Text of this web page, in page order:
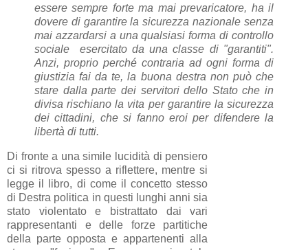
essere sempre forte ma mai prevaricatore, ha il
dovere di garantire la sicurezza nazionale senza
mai azzardarsi a una qualsiasi forma di controllo
sociale esercitato da una classe di "garantiti".
Anzi, proprio perché contraria ad ogni forma di
giustizia fai da te, la buona destra non può che
stare dalla parte dei servitori dello Stato che in
divisa rischiano la vita per garantire la sicurezza
dei cittadini, che si fanno eroi per difendere la
libertà di tutti.
Di fronte a una simile lucidità di pensiero
ci si ritrova spesso a riflettere, mentre si
legge il libro, di come il concetto stesso
di Destra politica in questi lunghi anni sia
stato violentato e bistrattato dai vari
rappresentanti e delle forze partitiche
della parte opposta e appartenenti alla